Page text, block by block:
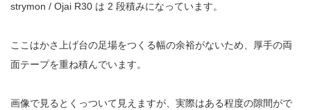
strymon / Ojai R30 は 2 段積みになっています。
ここはかさ上げ台の足場をつくる幅の余裕がないため、厚手の両
面テープを重ね積んでいます。
画像で見るとくっついて見えますが、実際はある程度の隙間がで